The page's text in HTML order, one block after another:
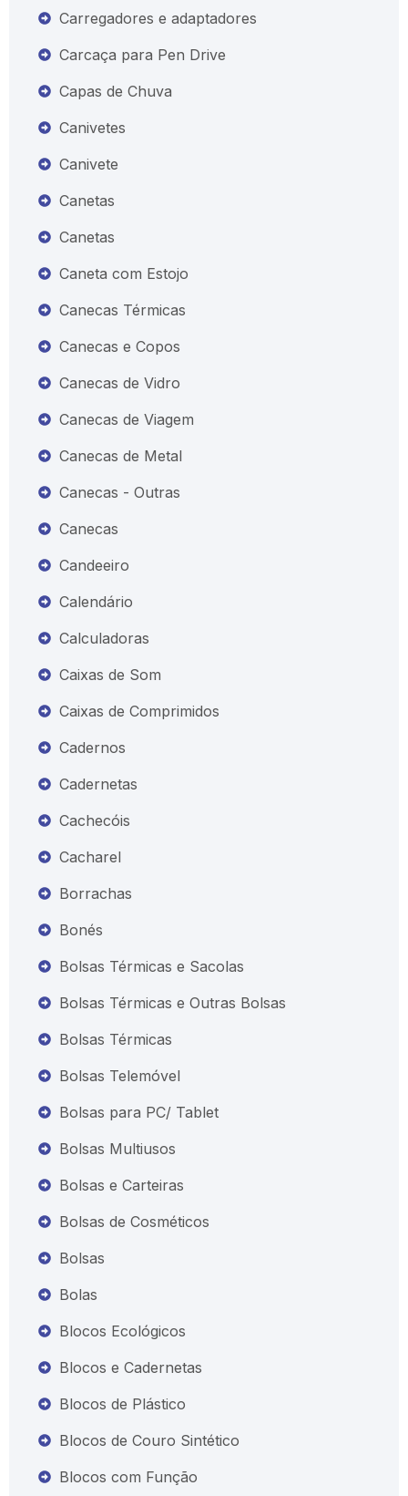
Carregadores e adaptadores
Carcaça para Pen Drive
Capas de Chuva
Canivetes
Canivete
Canetas
Canetas
Caneta com Estojo
Canecas Térmicas
Canecas e Copos
Canecas de Vidro
Canecas de Viagem
Canecas de Metal
Canecas - Outras
Canecas
Candeeiro
Calendário
Calculadoras
Caixas de Som
Caixas de Comprimidos
Cadernos
Cadernetas
Cachecóis
Cacharel
Borrachas
Bonés
Bolsas Térmicas e Sacolas
Bolsas Térmicas e Outras Bolsas
Bolsas Térmicas
Bolsas Telemóvel
Bolsas para PC/ Tablet
Bolsas Multiusos
Bolsas e Carteiras
Bolsas de Cosméticos
Bolsas
Bolas
Blocos Ecológicos
Blocos e Cadernetas
Blocos de Plástico
Blocos de Couro Sintético
Blocos com Função